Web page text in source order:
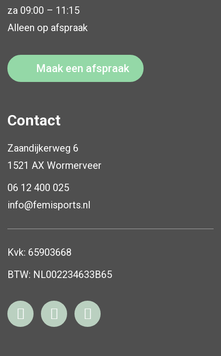
za 09:00 – 11:15
Alleen op afspraak
Maak een afspraak
Contact
Zaandijkerweg 6
1521 AX Wormerveer
06 12 400 025
info@femisports.nl
Kvk: 65903668
BTW: NL002234633B65